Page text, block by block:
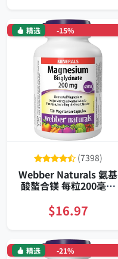
-15%
精选
(7398)
Webber Naturals 氨基
酸螯合镁 每粒200毫克
120粒长期装
$16.97
-21%
精选